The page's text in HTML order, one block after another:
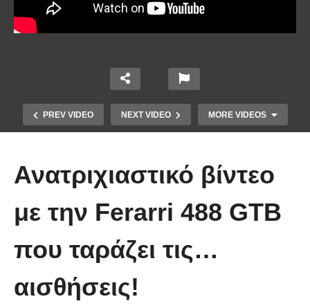
PREV VIDEO NEXT VIDEO MORE VIDEOS
μήκους 50 μέτρων
Ανατριχιαστικό βίντεο
με την Ferarri 488 GTB
που ταράζει τις…
αισθήσεις!